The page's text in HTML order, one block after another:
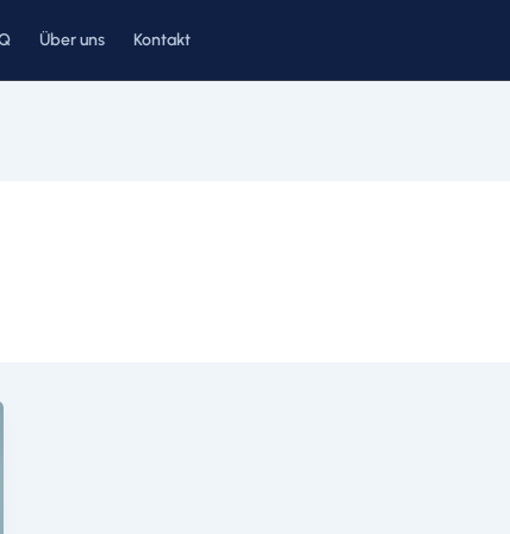
Über uns Kontakt